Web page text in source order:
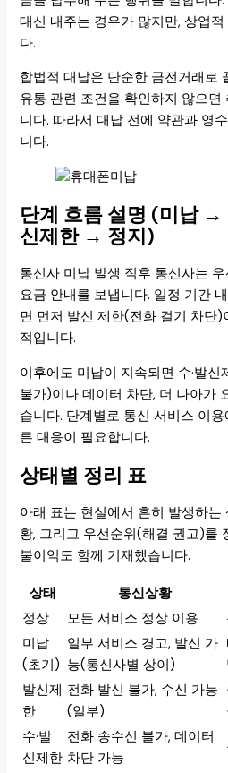
대신 내주는 경우가 많지만, 상업
다.
합법적 대납은 단순한 금전거래로
유통 관련 조건을 확인하지 않으면
니다. 따라서 대납 전에 약관과 영
니다.
단계 흐름 설명 (미납
신제한 → 정지)
통신사 미납 발생 직후 통신사는
요금 안내를 보냅니다. 일정 기간
면 먼저 발신 제한(전화 걸기 차단
적입니다.
이후에도 미납이 지속되면 수·발신
불가)이나 데이터 차단, 더 나아가
습니다. 단계별로 통신 서비스 이
른 대응이 필요합니다.
상태별 정리 표
아래 표는 현실에서 흔히 발생하
황, 그리고 우선순위(해결 권고)를
불이익도 함께 기재했습니다.
상태 통신상황
정상
모든 서비스 정상 이용
미납
(초기)
일부 서비스 경고, 발신 가
능(통신사별 상이)
발신제
한
전화 발신 불가, 수신 가능
(일부)
수·발
신제한
전화 송수신 불가, 데이터
차단 가능